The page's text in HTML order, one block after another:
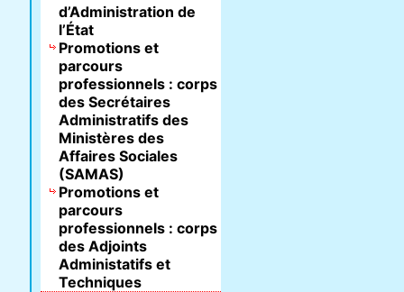
d’Administration de
l’État
Promotions et
parcours
professionnels : corps
des Secrétaires
Administratifs des
Ministères des
Affaires Sociales
(SAMAS)
Promotions et
parcours
professionnels : corps
des Adjoints
Administatifs et
Techniques